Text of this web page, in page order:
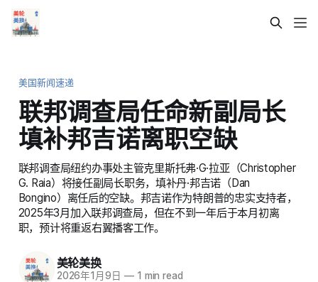
美国新闻速递
联邦调查局任命新副局长
填补邦吉诺离职空缺
联邦调查局纽约办事处主管克里斯托弗·G·拉亚（Christopher
G. Raia）将接任副局长职务，填补丹·邦吉诺（Dan
Bongino）离任后的空缺。邦吉诺作为特朗普的忠实支持者，
2025年3月加入联邦调查局，但在不到一年后于本月初离
职，预计将重返右翼播客工作。
美轮美换
2026年1月9日 —1 min read